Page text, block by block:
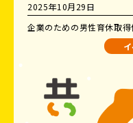
2025年10月29日
企業のための男性育休取